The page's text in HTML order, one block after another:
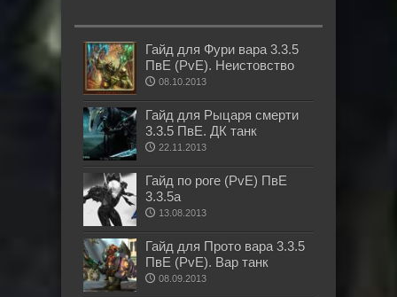
Гайд для Фури вара 3.3.5
ПвЕ (PvE). Неистовство
08.10.2013
Гайд для Рыцаря смерти
3.3.5 ПвЕ. ДК танк
22.11.2013
Гайд по роге (PvE) ПвЕ
3.3.5а
13.08.2013
Гайд для Прото вара 3.3.5
ПвЕ (PvE). Вар танк
08.09.2013